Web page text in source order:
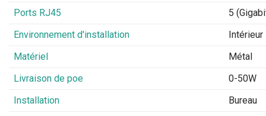
Ports RJ45
5
Environnement d'installation
Intérieur
Matériel
Métal
Livraison de poe
0-50W
Installation
Bureau